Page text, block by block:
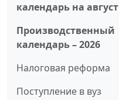
календарь на август
Производственный
календарь – 2026
Налоговая реформа
Поступление в вуз